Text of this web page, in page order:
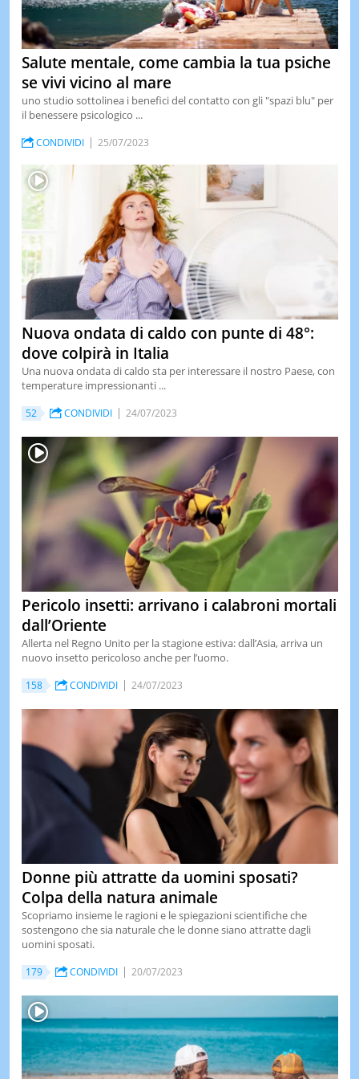
Salute mentale, come cambia la tua psiche
se vivi vicino al mare
uno studio sottolinea i benefici del contatto con gli "spazi blu" per
il benessere psicologico ...
CONDIVIDI 25/07/2023
Nuova ondata di caldo con punte di 48°:
dove colpirà in Italia
Una nuova ondata di caldo sta per interessare il nostro Paese, con
temperature impressionanti ...
52 CONDIVIDI 24/07/2023
Pericolo insetti: arrivano i calabroni mortali
dall’Oriente
Allerta nel Regno Unito per la stagione estiva: dall’Asia, arriva un
nuovo insetto pericoloso anche per l’uomo.
158 CONDIVIDI 24/07/2023
Donne più attratte da uomini sposati?
Colpa della natura animale
Scopriamo insieme le ragioni e le spiegazioni scientifiche che
sostengono che sia naturale che le donne siano attratte dagli
uomini sposati.
179 CONDIVIDI 20/07/2023